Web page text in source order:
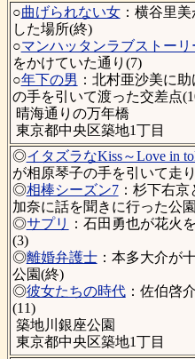
○曲げられない女：横谷里美
した場所(終)
○マンハッタンラブストーリ
をかけていた通り(7)
○年下の男 ：北村亜沙美に
の手を引いて渡った交差点
晴海通りの万年橋
東京都中央区築地1丁目
◎イタズラなKiss～Love in
が相原琴子の手を引いて走
◎相棒シーズン7：杉下右京
加奈に話を聞きに行った公
◎サプリ
：石田勇也が花火
(3)
◎離婚弁護士：本多大介が
公園(終)
◎彼女たちの時代：佐伯啓
(11)
築地川銀座公園
東京都中央区築地1丁目